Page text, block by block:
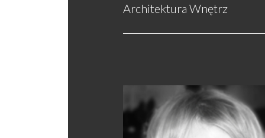
Architektura Wnętrz